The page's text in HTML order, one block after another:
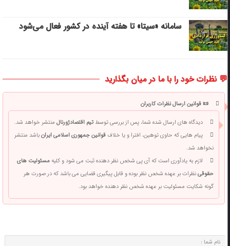
سامانه «سیتا» تا هفته آینده در کشور فعال می‌شود
💬 نظرات خود را با ما در میان بگذارید
📜 قوانین ارسال نظرات کاربران
دیدگاه های ارسال شده شما، پس از بررسی توسطتیم اقتصادژورنالمنتشر خواهد شد.
پیام هایی که حاوی توهین، افترا و یا خلافقوانین جمهوری اسلامی ایرانباشد منتشر
نخواهد شد.
لازم به یادآوری است که آی پی شخص نظر دهنده ثبت می شود و کلیهمسئولیت های
حقوقینظرات بر عهده شخص نظر بوده و قابل پیگیری قضایی می باشد که در صورت هر
گونه شکایت مسئولیت بر عهده شخص نظر دهنده خواهد بود.